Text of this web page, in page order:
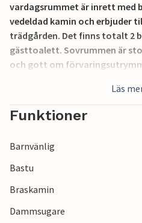
vardagsrummet är inrett med
vedeldad kamin och erbjuder
trädgården. Det finns totalt 2
gästtoalett. Sovrummen är
och gott om
Huset ligger i Bandholm med
närheten. Samtidigt är det en
upplevelser på Lolland. Som
hamnen kan du ta färjan till
Läs
Funktioner
Barnvänlig
Bastu
Braskamin
Dammsugare